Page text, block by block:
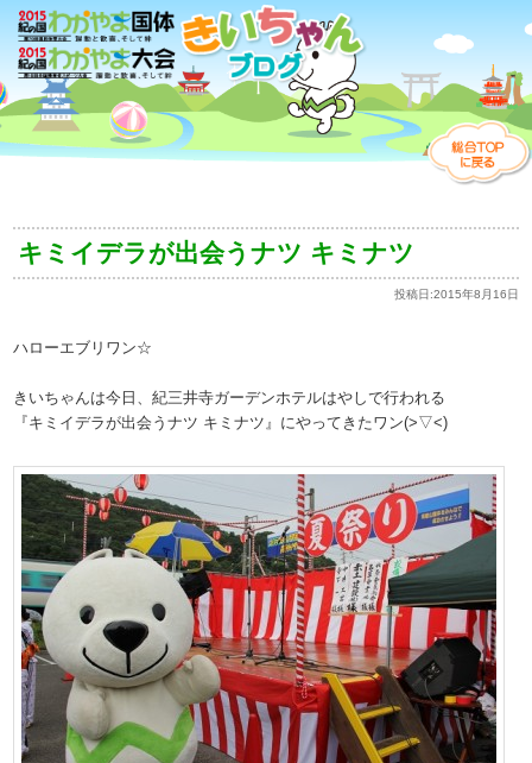
キミイデラが出会うナツ キミナツ
投稿日:2015年8月16日
ハローエブリワン☆
きいちゃんは今日、紀三井寺ガーデンホテルはやしで行われる
『キミイデラが出会うナツ キミナツ』にやってきたワン(>▽<)